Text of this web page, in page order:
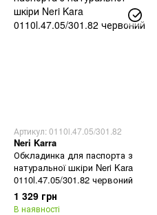
Артикул: 0110l.47.05/301.82
Neri Karra
Обкладинка для паспорта з
натуральної шкіри Neri Kara
0110l.47.05/301.82 червоний
1 329 грн
В наявності